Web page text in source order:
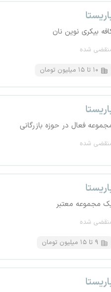
بیکری نوین نان
شده
۱۰ تا ۱۵ میلیون تومان
فعال در حوزه بازرگانی
شده
مجموعه معتبر
شده
۹ تا ۱۵ میلیون تومان